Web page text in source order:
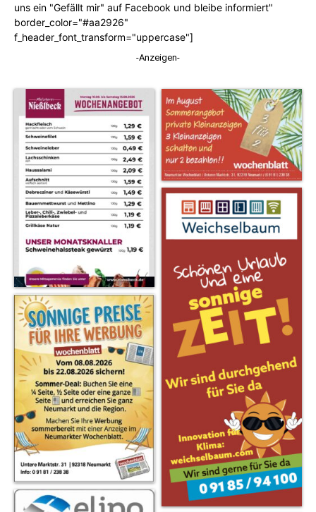
uns ein "Gefällt mir" auf Facebook und bleibe informiert"
border_color="#aa2926"
f_header_font_transform="uppercase"]
-Anzeigen-